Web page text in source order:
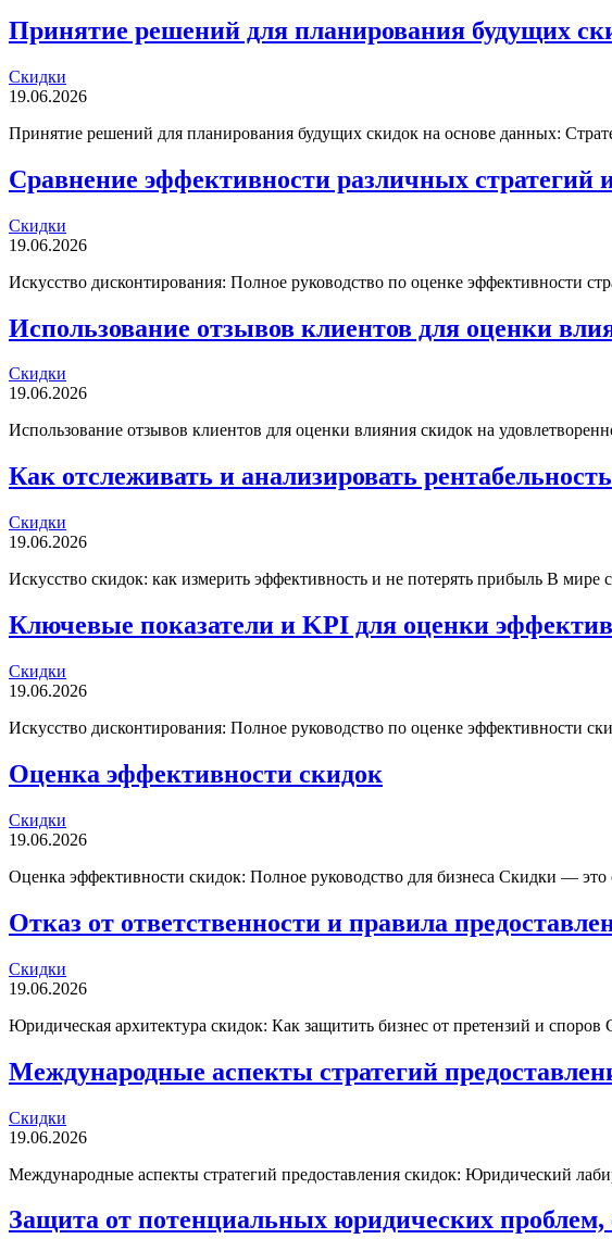
Принятие решений для планирования будущих
Скидки
19.06.2026
Принятие решений для планирования будущих скидок на основе данных:
Сравнение эффективности различных стратегий
Скидки
19.06.2026
Искусство дисконтирования: Полное руководство по оценке эффективности
Использование отзывов клиентов для оценки
Скидки
19.06.2026
Использование отзывов клиентов для оценки влияния скидок на
Как отслеживать и анализировать
Скидки
19.06.2026
Искусство скидок: как измерить эффективность и не потерять прибыль В мире
Ключевые показатели и KPI для оценки
Скидки
19.06.2026
Искусство дисконтирования: Полное руководство по оценке эффективности
Оценка эффективности скидок
Скидки
19.06.2026
Оценка эффективности скидок: Полное руководство для бизнеса Скидки —
Отказ от ответственности и правила
Скидки
19.06.2026
Юридическая архитектура скидок: Как защитить бизнес от претензий и
Международные аспекты стратегий
Скидки
19.06.2026
Международные аспекты стратегий предоставления скидок: Юридический
Защита от потенциальных юридических